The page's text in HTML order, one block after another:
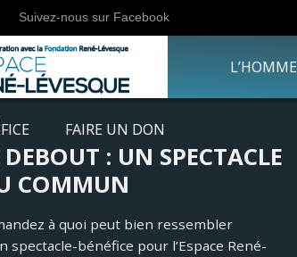
Suivez-nous sur Facebook
L’HOMME
FAIRE UN DON
: UN SPECTACLE
COMMUN
à quoi peut bien ressembler
spectacle-bénéfice pour l’Espace René-